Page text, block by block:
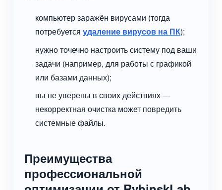
компьютер заражён вирусами (тогда
потребуетсяудаление вирусов на ПК);
нужно точечно настроить систему под ваши
задачи (например, для работы с графикой
или базами данных);
вы не уверены в своих действиях —
некорректная очистка может повредить
системные файлы.
Преимущества
профессиональной